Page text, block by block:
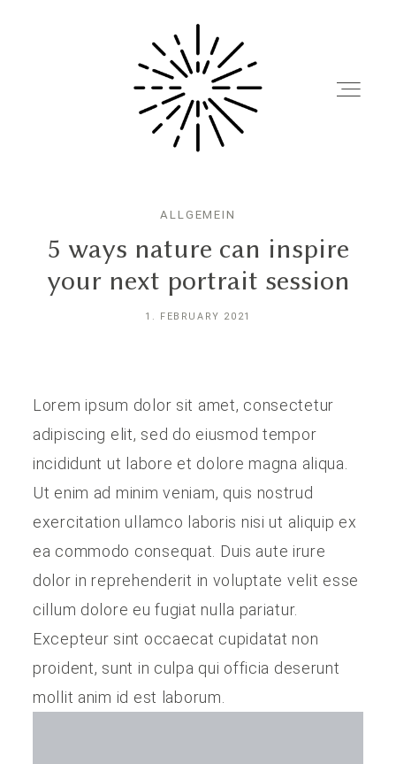
ALLGEMEIN
5 ways nature can inspire
your next portrait session
1. FEBRUARY 2021
Lorem ipsum dolor sit amet, consectetur
adipiscing elit, sed do eiusmod tempor
incididunt ut labore et dolore magna aliqua.
Ut enim ad minim veniam, quis nostrud
exercitation ullamco laboris nisi ut aliquip ex
ea commodo consequat. Duis aute irure
dolor in reprehenderit in voluptate velit esse
cillum dolore eu fugiat nulla pariatur.
Excepteur sint occaecat cupidatat non
proident, sunt in culpa qui officia deserunt
mollit anim id est laborum.